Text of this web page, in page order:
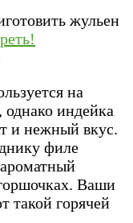
жульен
на
индейка
и нежный вкус.
филе
Ваши
такой горячей